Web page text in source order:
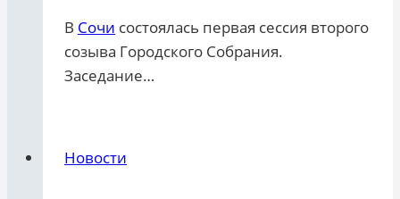
В Сочи состоялась первая сессия второго
созыва Городского Собрания.
Заседание…
Новости